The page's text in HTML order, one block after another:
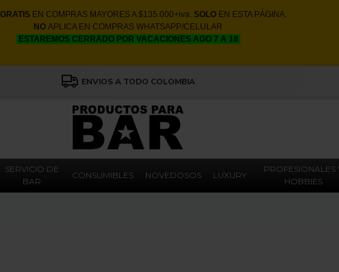
GRATIS EN COMPRAS MAYORES A $135.000+iva. SOLO EN ESTA PÁGINA.
NO APLICA EN COMPRAS WHATSAPP/CELULAR
ESTAREMOS CERRADO POR VACACIONES AGO 7 A 18
ENVIOS A TODO COLOMBIA
SERVICIO DE
BAR
CONSUMIBLES NOVEDOSOS LUXURY
PROFESIONALES
HOBBIES